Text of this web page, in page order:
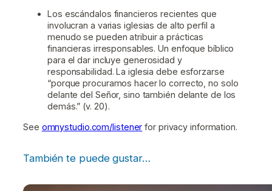
Los escándalos financieros recientes que
involucran a varias iglesias de alto perfil a
menudo se pueden atribuir a prácticas
financieras irresponsables. Un enfoque bíblico
para el dar incluye generosidad y
responsabilidad. La iglesia debe esforzarse
“porque procuramos hacer lo correcto, no solo
delante del Señor, sino también delante de los
demás.” (v. 20).
See omnystudio.com/listener for privacy information.
También te puede gustar…